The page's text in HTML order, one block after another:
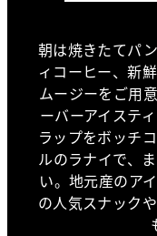
朝は焼きたてパ
ィコーヒー、新
ムージーをご用
ーバーアイステ
ラップをボッチ
ルのラナイで、
い。地元産のア
の人気スナック